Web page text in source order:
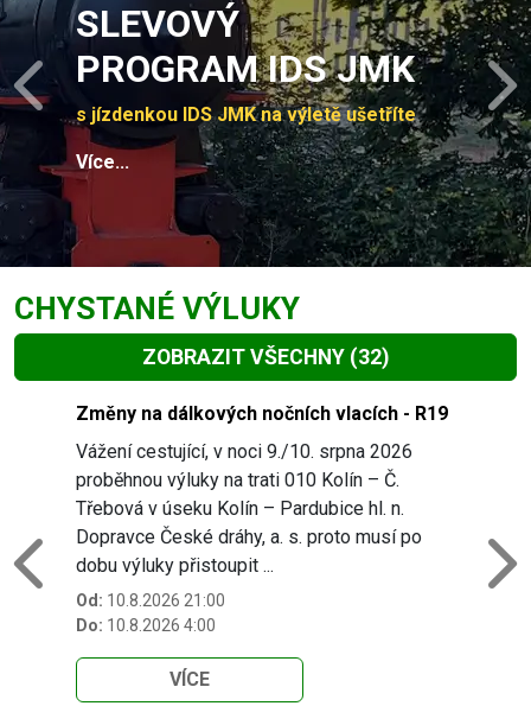
SLEVOVÝ
PROGRAM IDS JMK
s jízdenkou IDS JMK na výletě ušetříte
Více...
Previous
CHYSTANÉ VÝLUKY
ZOBRAZIT VŠECHNY (32)
Slide 1 of 32
Změny na dálkových nočních vlacích - R19
Vážení cestující, v noci 9./10. srpna 2026
proběhnou výluky na trati 010 Kolín – Č.
Třebová v úseku Kolín – Pardubice hl. n.
Dopravce České dráhy, a. s. proto musí po
dobu výluky přistoupit ...
Od: 10.8.2026 21:00
Do: 10.8.2026 4:00
VÍCE
Previous